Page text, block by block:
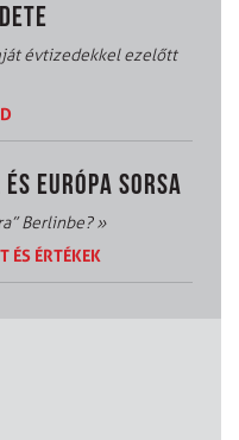
évtizedekkel ezelőtt
EURÓPA SORSA
Berlinbe?»
ÉS ÉRTÉKEK